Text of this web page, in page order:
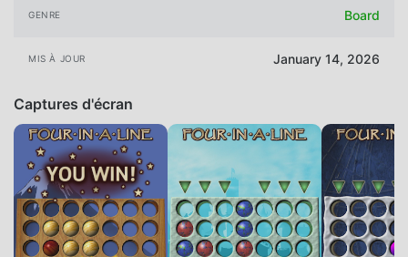
GENRE Board
MIS À JOUR January 14, 2026
Captures d'écran